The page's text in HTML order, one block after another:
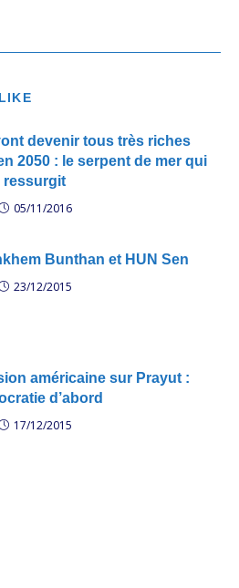
devenir tous très riches
2050 : le serpent de mer qui
ressurgit
05/11/2016
Bunthan et HUN Sen
23/12/2015
américaine sur Prayut :
d’abord
17/12/2015